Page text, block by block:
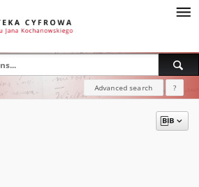
Advanced search ?